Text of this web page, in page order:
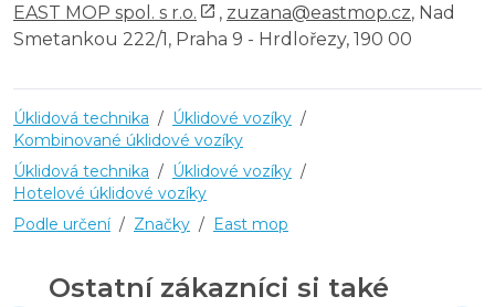
EAST MOP spol. s r.o. , zuzana@eastmop.cz, Nad
Smetankou 222/1, Praha 9 - Hrdlořezy, 190 00
Úklidová technika / Úklidové vozíky /
Kombinované úklidové vozíky
Úklidová technika / Úklidové vozíky /
Hotelové úklidové vozíky
Podle určení / Značky / East mop
Ostatní zákazníci si také